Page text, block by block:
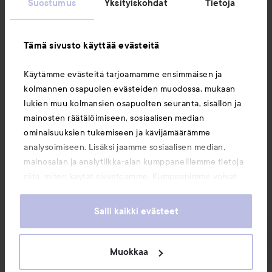
Suostumus Yksityiskohdat Tietoja
Tämä sivusto käyttää evästeitä
Käytämme evästeitä tarjoamamme ensimmäisen ja
kolmannen osapuolen evästeiden muodossa, mukaan
lukien muu kolmansien osapuolten seuranta, sisällön ja
mainosten räätälöimiseen, sosiaalisen median
ominaisuuksien tukemiseen ja kävijämäärämme
analysoimiseen. Lisäksi jaamme sosiaalisen median,
mainosalan ja analytiikka-alan kumppaneillemme tietoja
heille tai joita on kerätty, kun olet käyttänyt heidän
evästeiden käytön.
Salli kaikki evästeet
Muokkaa
Asiakaspalvelu
Tietoja
Saattaisit myös tykätä
Copyright 2026